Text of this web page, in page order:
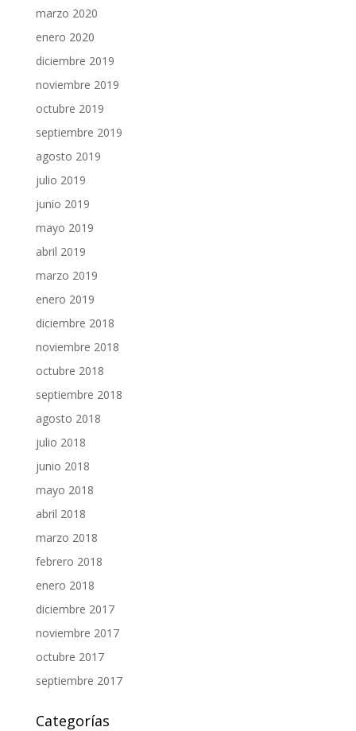
marzo 2020
enero 2020
diciembre 2019
noviembre 2019
octubre 2019
septiembre 2019
agosto 2019
julio 2019
junio 2019
mayo 2019
abril 2019
marzo 2019
enero 2019
diciembre 2018
noviembre 2018
octubre 2018
septiembre 2018
agosto 2018
julio 2018
junio 2018
mayo 2018
abril 2018
marzo 2018
febrero 2018
enero 2018
diciembre 2017
noviembre 2017
octubre 2017
septiembre 2017
Categorías